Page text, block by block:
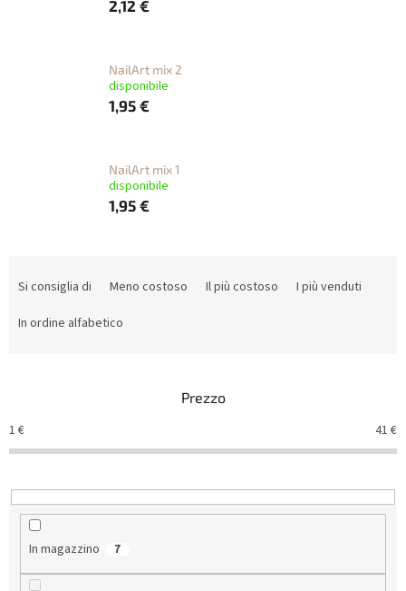
2,12 €
NailArt mix 2
disponibile
1,95 €
NailArt mix 1
disponibile
1,95 €
n
t
d
e
Si consiglia di Meno costoso Il più costoso
I più venduti
In ordine alfabetico
Prezzo
1 € 41 €
In magazzino 7